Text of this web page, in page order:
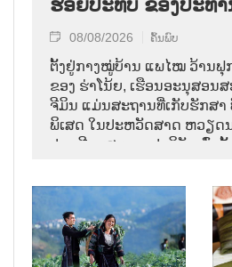
ຮອຍປະທັບ ຂອງປະທ
08/08/2026 ຄົ້ນພົບ
ຕັ້ງຢູ່ກາງໝູ່ບ້ານ ແພໄໝ ວ້ານຟຸ
ຂອງ ຮ່າໂນ້ຍ, ເຮືອນອະນຸສອນ
ຈີມິນ ແມ່ນສະຖານທີ່ເກັບຮັກສ
ພິເສດ ໃນປະຫວັດສາດ ຫວຽດ
ປູຊະນີຍະສະຖານປະຕິວັດເທົ່າ
ຊາຕາກຳ ຂອງປະຊາຊາດ ໃນທ້